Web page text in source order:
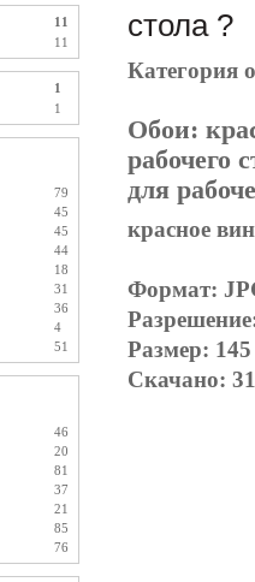
11
11
1
1
79
45
45
44
18
31
36
4
51
46
20
81
37
21
85
76
стола ?
Категория
Обои:
рабочего
для
красное
Формат:
Размер:
Скачано: